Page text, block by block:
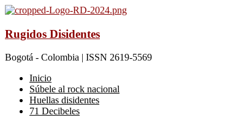
Rugidos Disidentes
Bogotá - Colombia | ISSN 2619-5569
Inicio
Súbele al rock nacional
Huellas disidentes
71 Decibeles